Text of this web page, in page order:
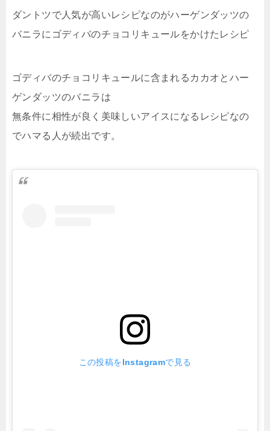
ダントツで人気が高いレシピなのがハーゲンダッツの
バニラにゴディバのチョコリキュールをかけたレシピ
ゴディバのチョコリキュールに含まれるカカオとハー
ゲンダッツのバニラは
無条件に相性が良く美味しいアイスになるレシピなの
でハマる人が続出です。
この投稿をInstagramで見る